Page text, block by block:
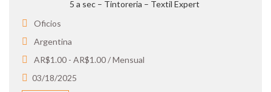
5 a sec – Tintoreria – Textil Expert
Oficios
Argentina
AR$1.00 - AR$1.00 / Mensual
03/18/2025